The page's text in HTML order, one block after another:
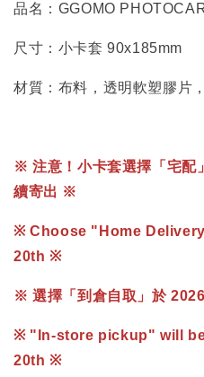
品名：GGOMO
尺寸：小卡套 90x185mm
材質：布料，透明軟塑膠片
※ 注意！小卡套選擇「宅配
續寄出 ※
※ Choose "Home
20th ※
※ 選擇「到倉自取」於
※ "In-store pickup" will
20th ※